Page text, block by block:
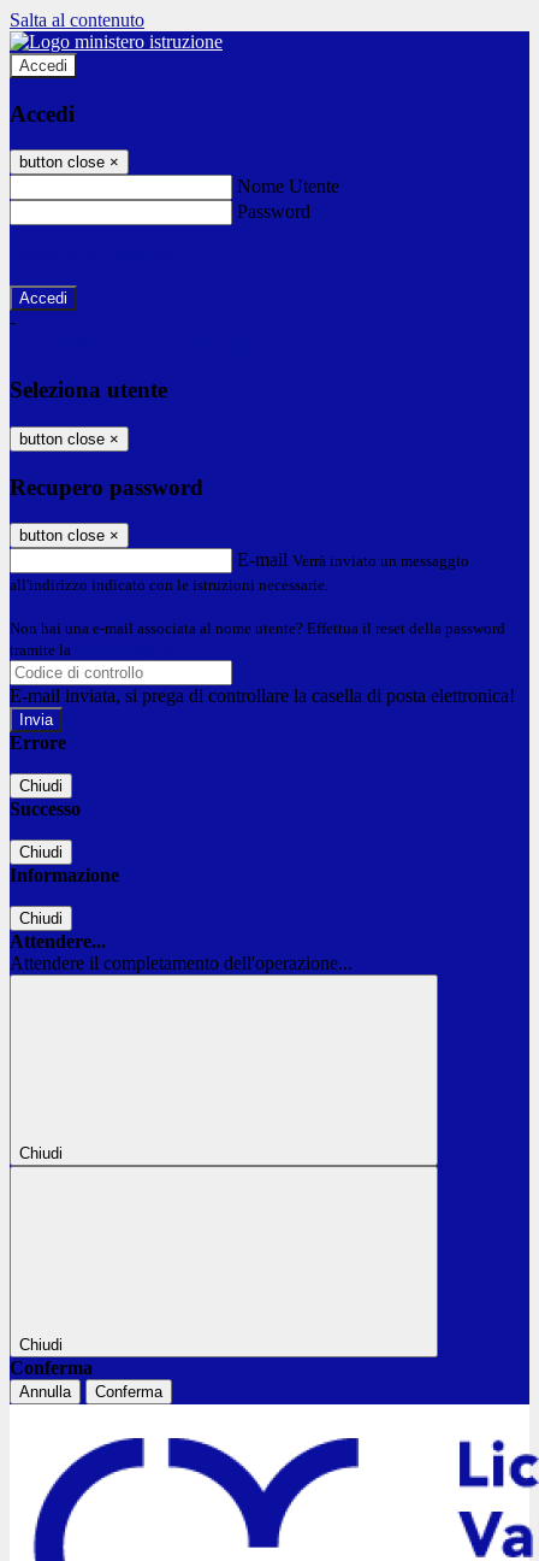
Salta al contenuto
Accedi
Accedi
button close ×
Nome Utente
Password
-
Seleziona utente
button close ×
Recupero password
button close ×
E-mail Verrà inviato un messaggio
all'indirizzo indicato con le istruzioni necessarie.
Non hai una e-mail associata al nome utente? Effettua il reset della password
tramite la
E-mail inviata, si prega di controllare la casella di posta elettronica!
Errore
Chiudi
Successo
Chiudi
Informazione
Chiudi
Attendere...
Attendere il completamento dell'operazione...
Chiudi
Chiudi
Conferma
Annulla Conferma